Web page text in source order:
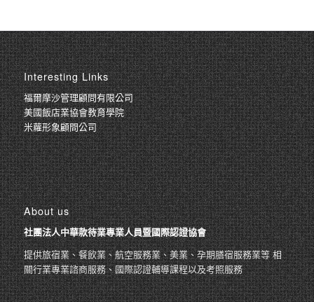
Interesting Links
福爾摩沙管理顧問有限公司
美國飯店業協會教育學院
米蘿形象顧問公司
About us
社團法人中華款待業專業人員暨國際認證協會
提供旅宿業、餐飲業、航空服務業、美業、孕期膳宿服務業等 相
關行業專業諮商服務、國際認證輔導課程以及考照服務